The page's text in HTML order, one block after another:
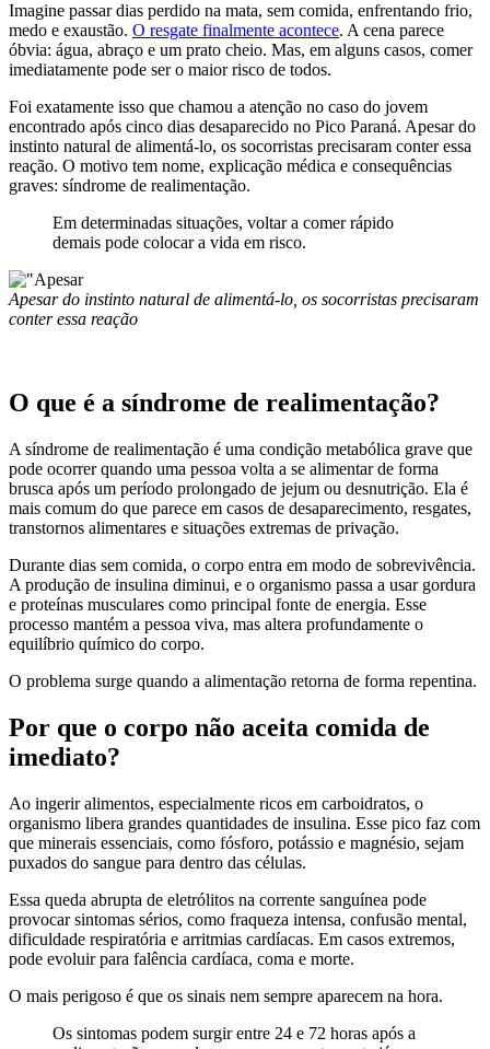
Imagine passar dias perdido na mata, sem comida, enfrentando frio,
medo e exaustão. O resgate finalmente acontece. A cena parece
óbvia: água, abraço e um prato cheio. Mas, em alguns casos, comer
imediatamente pode ser o maior risco de todos.
Foi exatamente isso que chamou a atenção no caso do jovem
encontrado após cinco dias desaparecido no Pico Paraná. Apesar do
instinto natural de alimentá-lo, os socorristas precisaram conter essa
reação. O motivo tem nome, explicação médica e consequências
graves: síndrome de realimentação.
Em determinadas situações, voltar a comer rápido
demais pode colocar a vida em risco.
Apesar do instinto natural de alimentá-lo, os socorristas precisaram
conter essa reação
O que é a síndrome de realimentação?
A síndrome de realimentação é uma condição metabólica grave que
pode ocorrer quando uma pessoa volta a se alimentar de forma
brusca após um período prolongado de jejum ou desnutrição. Ela é
mais comum do que parece em casos de desaparecimento, resgates,
transtornos alimentares e situações extremas de privação.
Durante dias sem comida, o corpo entra em modo de sobrevivência.
A produção de insulina diminui, e o organismo passa a usar gordura
e proteínas musculares como principal fonte de energia. Esse
processo mantém a pessoa viva, mas altera profundamente o
equilíbrio químico do corpo.
O problema surge quando a alimentação retorna de forma repentina.
Por que o corpo não aceita comida de
imediato?
Ao ingerir alimentos, especialmente ricos em carboidratos, o
organismo libera grandes quantidades de insulina. Esse pico faz com
que minerais essenciais, como fósforo, potássio e magnésio, sejam
puxados do sangue para dentro das células.
Essa queda abrupta de eletrólitos na corrente sanguínea pode
provocar sintomas sérios, como fraqueza intensa, confusão mental,
dificuldade respiratória e arritmias cardíacas. Em casos extremos,
pode evoluir para falência cardíaca, coma e morte.
O mais perigoso é que os sinais nem sempre aparecem na hora.
Os sintomas podem surgir entre 24 e 72 horas após a